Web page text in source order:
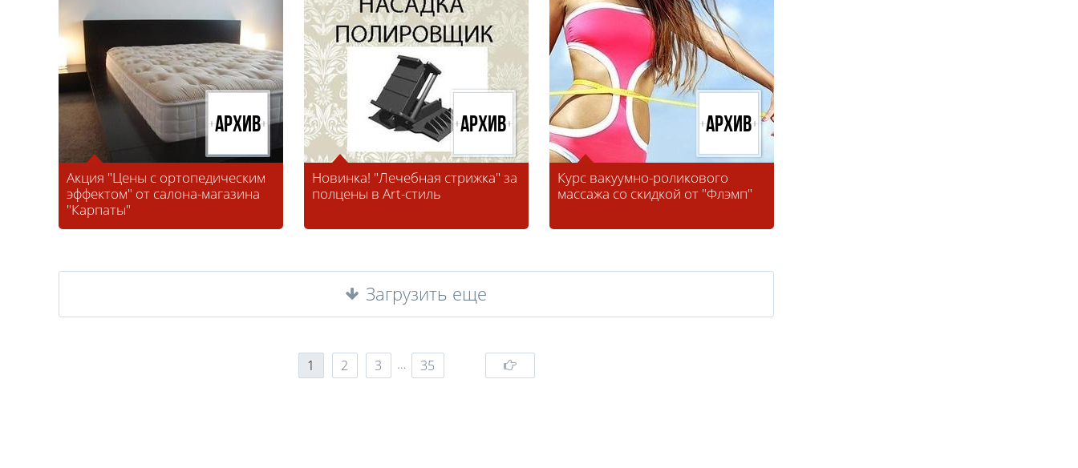
Акция "Цены с ортопедическим
эффектом" от салона-магазина
"Карпаты"
Архив
Новинка! "Лечебная стрижка" за
полцены в Art-стиль
Архив
Курс вакуумно-роликового
массажа со скидкой от "Флэмп"
Архив
Загрузить еще
1 2 3 … 35